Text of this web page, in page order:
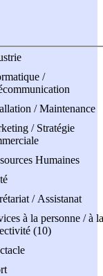
/
/ Maintenance
/ Stratégie
Humaines
/ Assistanat
à la personne / à la
(10)